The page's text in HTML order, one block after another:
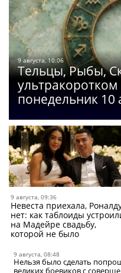
9 августа, 10:06
Тельцы, Рыбы,
ультракоротком
понедельник 10
9 августа, 09:36
Невеста приехала,
нет: как таблоиды
на Мадейре свадьбу,
которой не было
9 августа, 08:48
Нельзя было сделать
великих боевиков с